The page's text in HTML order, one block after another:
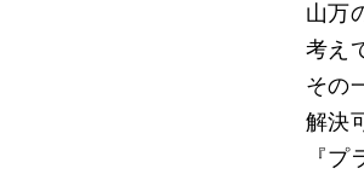
山万
考え
その
解決
『